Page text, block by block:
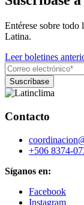
Entérese sobre
Latina.
Leer boletines
Contacto
+506 8374-
Síganos en:
Facebook
Instagram